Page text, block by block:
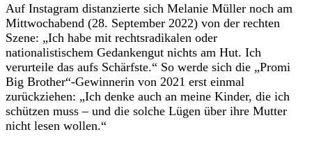
Auf Instagram distanzierte sich Melanie Müller noch am
Mittwochabend (28. September 2022) von der rechten
Szene: „Ich habe mit rechtsradikalen oder
nationalistischem Gedankengut nichts am Hut. Ich
verurteile das aufs Schärfste.“ So werde sich die „Promi
Big Brother“-Gewinnerin von 2021 erst einmal
zurückziehen: „Ich denke auch an meine Kinder, die ich
schützen muss – und die solche Lügen über ihre Mutter
nicht lesen wollen.“